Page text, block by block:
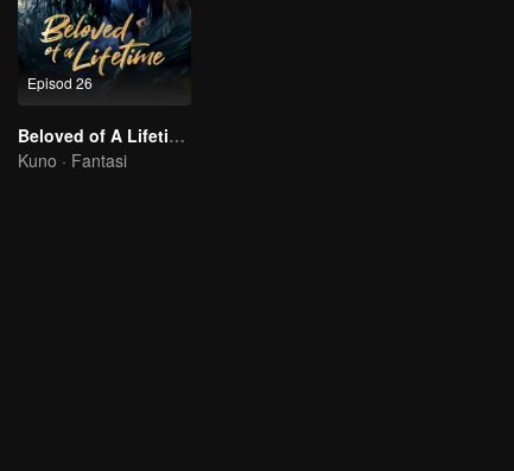
Episod 26
Beloved of A Lifetime
Kuno · Fantasi